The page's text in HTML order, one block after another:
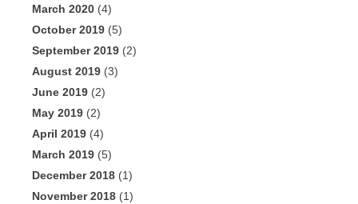
March 2020 (4)
October 2019 (5)
September 2019 (2)
August 2019 (3)
June 2019 (2)
May 2019 (2)
April 2019 (4)
March 2019 (5)
December 2018 (1)
November 2018 (1)